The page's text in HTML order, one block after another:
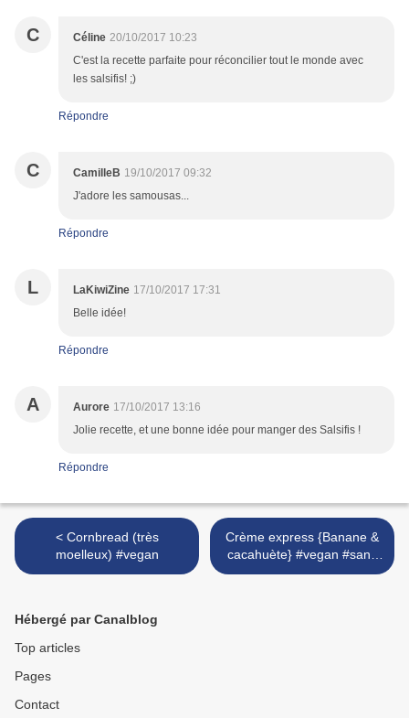
C Céline 20/10/2017 10:23
C'est la recette parfaite pour réconcilier tout le monde avec
les salsifis! ;)
Répondre
C CamilleB 19/10/2017 09:32
J'adore les samousas...
Répondre
L LaKiwiZine 17/10/2017 17:31
Belle idée!
Répondre
A Aurore 17/10/2017 13:16
Jolie recette, et une bonne idée pour manger des Salsifis !
Répondre
< Cornbread (très
moelleux) #vegan
Crème express {Banane &
cacahuète} #vegan #sans
gluten >
Hébergé par Canalblog
Top articles
Pages
Contact